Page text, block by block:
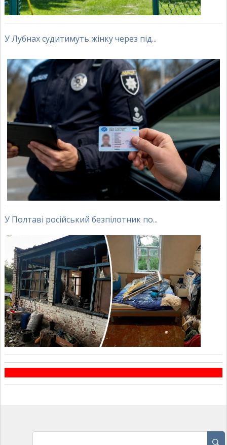
У Лубнах судитимуть жінку через під...
У Полтаві російський безпілотник по...